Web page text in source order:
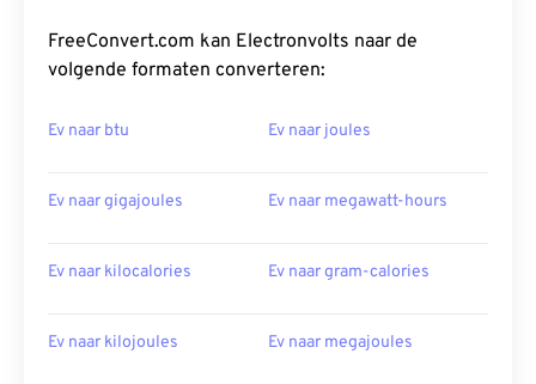
FreeConvert.com kan Electronvolts naar de
volgende formaten converteren:
Ev naar btu Ev naar joules
Ev naar gigajoules Ev naar megawatt-hours
Ev naar kilocalories Ev naar gram-calories
Ev naar kilojoules Ev naar megajoules